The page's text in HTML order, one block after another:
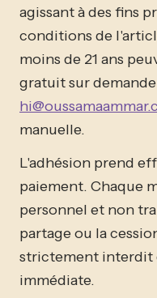
agissant à des fins
conditions de
moins de 21 ans
gratuit sur
manuelle.
L'adhésion prend
paiement. Chaque
personnel et non
partage ou la
strictement interdit
immédiate.